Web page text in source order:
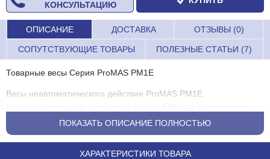
КОНСУЛЬТАЦИЮ
ОПИСАНИЕ ДОСТАВКА ОТЗЫВЫ (0)
СОПУТСТВУЮЩИЕ ТОВАРЫ ПОЛЕЗНЫЕ СТАТЬИ (7)
Товарные весы Серия ProMAS PM1E
Весы неавтоматического действия ProMAS PM1E
предприятия общественного питания, торговые организации,
почта, различные виды производства, сельское хозяйство и
другие отрасли народного хозяйства.
ПОКАЗАТЬ ОПИСАНИЕ ПОЛНОСТЬЮ
ХАРАКТЕРИСТИКИ ТОВАРА